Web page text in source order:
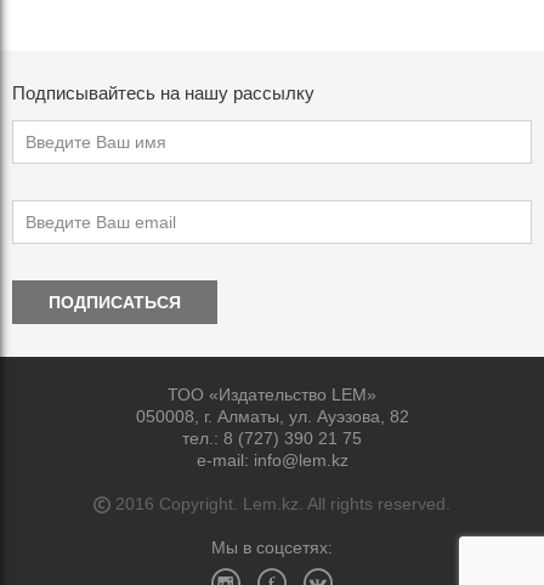
Подписывайтесь на нашу рассылку
ПОДПИСАТЬСЯ
ТОО «Издательство LEM»
050008, г. Алматы, ул. Ауэзова, 82
тел.: 8 (727) 390 21 75
e-mail: info@lem.kz
2016 Copyright. Lem.kz. All rights reserved.
Мы в соцсетях: